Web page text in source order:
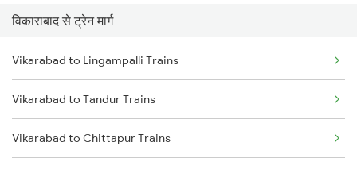
Hyderabad to Rajahmundry Trains
Hyderabad to Lingampalli Trains
Hyderabad to Mahbubabad Trains
Hyderabad to Samarlakota Trains
विकाराबाद से ट्रेन मार्ग
Vikarabad to Lingampalli Trains
Vikarabad to Tandur Trains
Vikarabad to Chittapur Trains